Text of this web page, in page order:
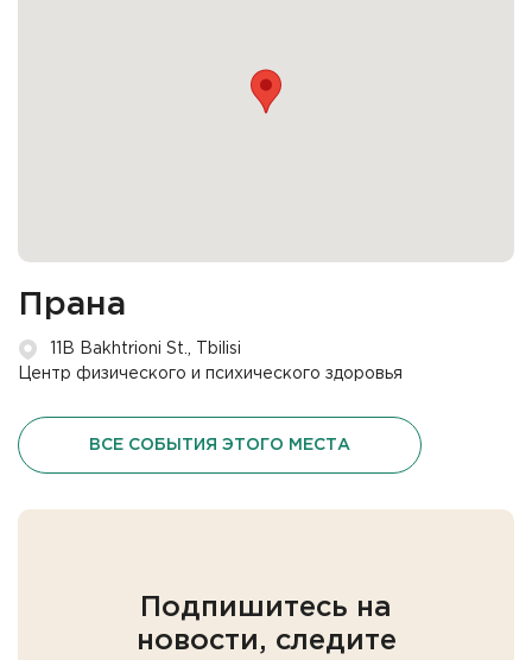
Прана
11B Bakhtrioni St., Tbilisi
Центр физического и психического здоровья
ВСЕ СОБЫТИЯ ЭТОГО МЕСТА
Подпишитесь на
новости, следите